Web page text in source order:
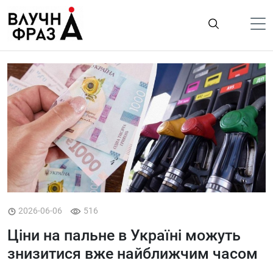
содержимому
Політика
Гроші
Життя
Лайфстайл
ТехноНаука
Людина
Про нас
2026-06-06 516
Ціни на пальне в Україні можуть
знизитися вже найближчим часом